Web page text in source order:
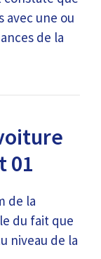
avec une ou
de la
01
de la
du fait que
niveau de la